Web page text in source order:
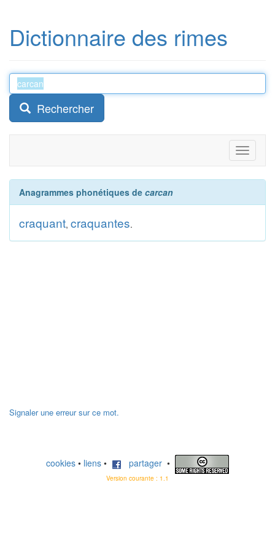
Dictionnaire des rimes
Rechercher
Toggle
Anagrammes phonétiques de carcan
craquant, craquantes.
Signaler une erreur sur ce mot.
cookies • liens • partager •
Version courante : 1.1